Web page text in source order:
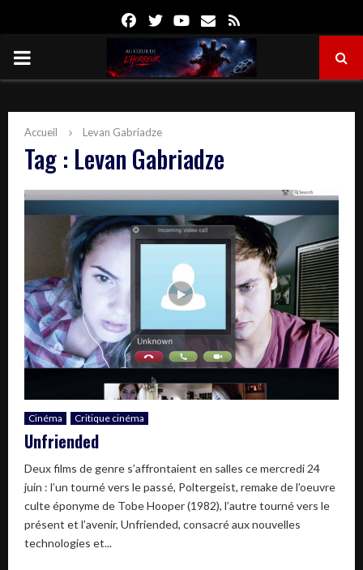
FacebookTwitterYoutube
Email
PRIMARY
Accueil Levan Gabriadze
Tag : Levan Gabriadze
Cinéma Critique cinéma
Unfriended
Deux films de genre s’affrontaient en salles ce mercredi 24
juin : l’un tourné vers le passé, Poltergeist, remake de l’oeuvre
culte éponyme de Tobe Hooper (1982), l’autre tourné vers le
présent et l’avenir, Unfriended, consacré aux nouvelles
technologies et...